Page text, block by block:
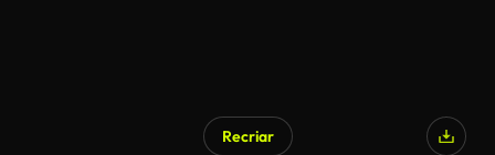
Recriar